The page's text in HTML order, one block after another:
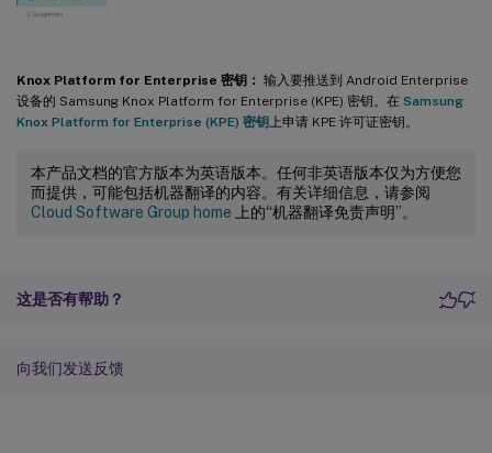
Knox Platform for Enterprise 密钥： 输入要推送到 Android Enterprise
设备的 Samsung Knox Platform for Enterprise (KPE) 密钥。在 Samsung
Knox Platform for Enterprise (KPE) 密钥 上申请 KPE 许可证密钥。
本产品文档的官方版本为英语版本。任何非英语版本仅为方便您
而提供，可能包括机器翻译的内容。有关详细信息，请参阅
Cloud Software Group home 上的“机器翻译免责声明”。
这是否有帮助？
向我们发送反馈